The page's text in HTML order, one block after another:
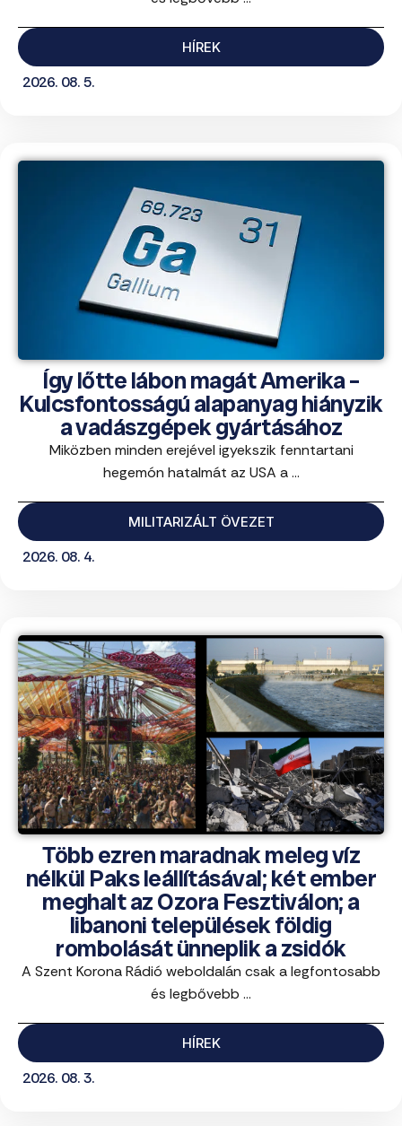
HÍREK
2026. 08. 5.
Így lőtte lábon magát Amerika –
Kulcsfontosságú alapanyag hiányzik
a vadászgépek gyártásához
Miközben minden erejével igyekszik fenntartani
hegemón hatalmát az USA a ...
MILITARIZÁLT ÖVEZET
2026. 08. 4.
Több ezren maradnak meleg víz
nélkül Paks leállításával; két ember
meghalt az Ozora Fesztiválon; a
libanoni települések földig
rombolását ünneplik a zsidók
A Szent Korona Rádió weboldalán csak a legfontosabb
és legbővebb ...
HÍREK
2026. 08. 3.